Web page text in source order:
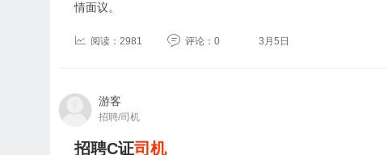
情面议。
阅读：2981 评论：0 3月5日
游客
招聘/司机
招聘C证司机